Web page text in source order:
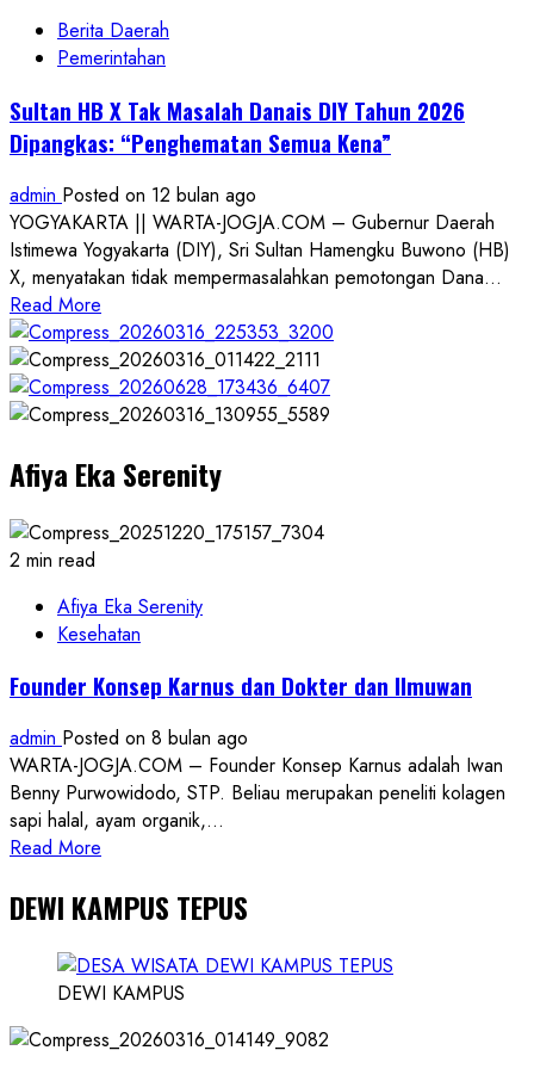
2026
Dipangkas
Rp
500
Proyek
Taman
Budaya
Sleman
Terancam
Mandek
Berita Daerah
Pemerintahan
Sultan HB X Tak Masalah Danais DIY Tahun 2026
Dipangkas: “Penghematan Semua Kena”
admin Posted on 12 bulan ago
YOGYAKARTA || WARTA-JOGJA.COM – Gubernur Daerah
Istimewa Yogyakarta (DIY), Sri Sultan Hamengku Buwono (HB)
X, menyatakan tidak mempermasalahkan pemotongan Dana...
Read More
more
about
Sultan
HB
Tak
Masalah
Danais
DIY
2026
Dipangkas:
Semua
Afiya Eka Serenity
2 min read
Afiya Eka Serenity
Kesehatan
Founder Konsep Karnus dan Dokter dan Ilmuwan
admin Posted on 8 bulan ago
WARTA-JOGJA.COM – Founder Konsep Karnus adalah Iwan
Benny Purwowidodo, STP. Beliau merupakan peneliti kolagen
sapi halal, ayam organik,...
Read More
about
Founder
Konsep
Karnus
Dokter
DEWI KAMPUS TEPUS
DEWI KAMPUS